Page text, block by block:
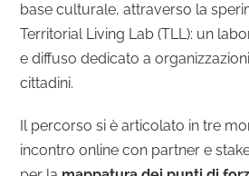
base culturale, attraverso la
Territorial Living Lab (TLL): un
e diffuso dedicato a
cittadini.
Il percorso si è articolato in tre
incontro online con partner e